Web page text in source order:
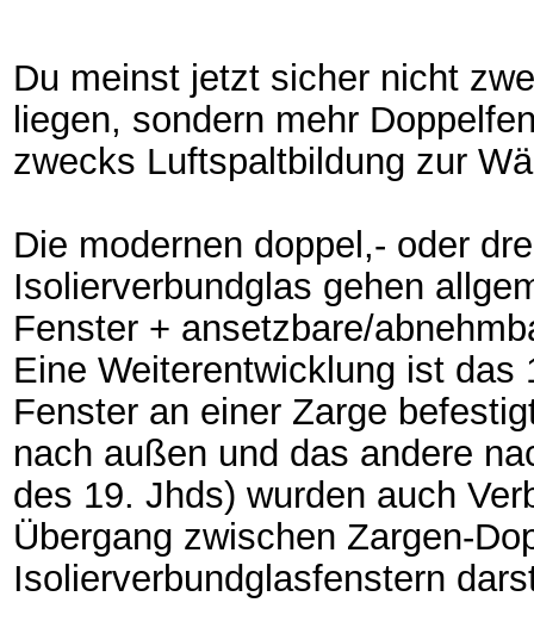
Du meinst jetzt sicher nicht
liegen, sondern mehr
zwecks Luftspaltbildung zur
Die modernen doppel,- oder
Isolierverbundglas gehen
Fenster + ansetzbare/
Eine Weiterentwicklung ist das
Fenster an einer Zarge
nach außen und das andere
des 19. Jhds) wurden auch
Übergang zwischen Zargen-
Isolierverbundglasfenstern